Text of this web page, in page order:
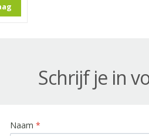
Schrijf je in
Naam *